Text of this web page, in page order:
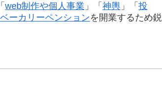
web制作や個人事業 」「 神輿」「 投
ーカリーペンションを開業するため鋭